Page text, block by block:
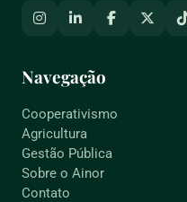
Navegação
Cooperativismo
Agricultura
Gestão Pública
Sobre o Ainor
Contato